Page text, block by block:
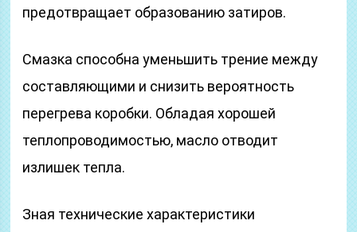
предотвращает образованию затиров.
Смазка способна уменьшить трение между
составляющими и снизить вероятность
перегрева коробки. Обладая хорошей
теплопроводимостью, масло отводит
излишек тепла.
Зная технические характеристики